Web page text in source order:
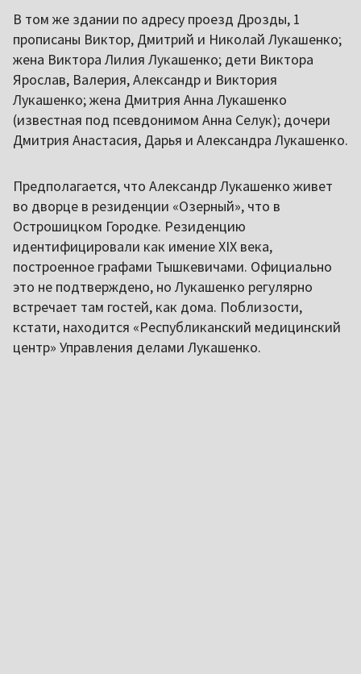
В том же здании по адресу проезд Дрозды, 1
прописаны Виктор, Дмитрий и Николай Лукашенко;
жена Виктора Лилия Лукашенко; дети Виктора
Ярослав, Валерия, Александр и Виктория
Лукашенко; жена Дмитрия Анна Лукашенко
(известная под псевдонимом Анна Селук); дочери
Дмитрия Анастасия, Дарья и Александра Лукашенко.
Предполагается, что Александр Лукашенко живет
во дворце в резиденции «Озерный», что в
Острошицком Городке. Резиденцию
идентифицировали как имение XIX века,
построенное графами Тышкевичами. Официально
это не подтверждено, но Лукашенко регулярно
встречает там гостей, как дома. Поблизости,
кстати, находится «Республиканский медицинский
центр» Управления делами Лукашенко.